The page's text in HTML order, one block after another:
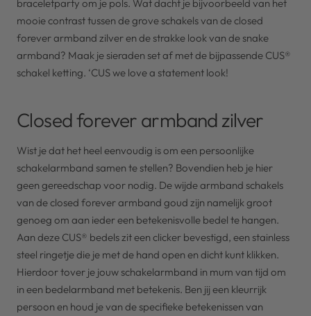
braceletparty om je pols. Wat dacht je bijvoorbeeld van het
mooie contrast tussen de grove schakels van de closed
forever armband zilver en de strakke look van de snake
armband? Maak je sieraden set af met de bijpassende CUS®
schakel ketting. ‘CUS we love a statement look!
Closed forever armband zilver
Wist je dat het heel eenvoudig is om een persoonlijke
schakelarmband samen te stellen? Bovendien heb je hier
geen gereedschap voor nodig. De wijde armband schakels
van de closed forever armband goud zijn namelijk groot
genoeg om aan ieder een betekenisvolle bedel te hangen.
Aan deze CUS® bedels zit een clicker bevestigd, een stainless
steel ringetje die je met de hand open en dicht kunt klikken.
Hierdoor tover je jouw schakelarmband in mum van tijd om
in een bedelarmband met betekenis. Ben jij een kleurrijk
persoon en houd je van de specifieke betekenissen van